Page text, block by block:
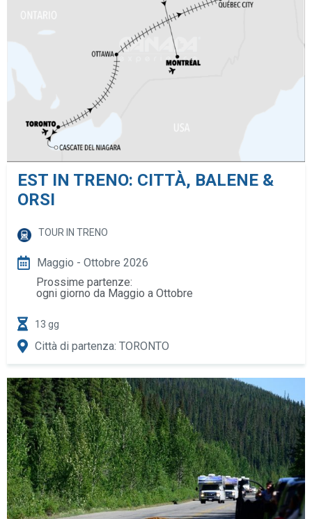
EST IN TRENO: CITTÀ, BALENE &
ORSI
TOUR IN TRENO
Maggio - Ottobre 2026
Prossime partenze:
ogni giorno da Maggio a Ottobre
13 gg
Città di partenza: TORONTO